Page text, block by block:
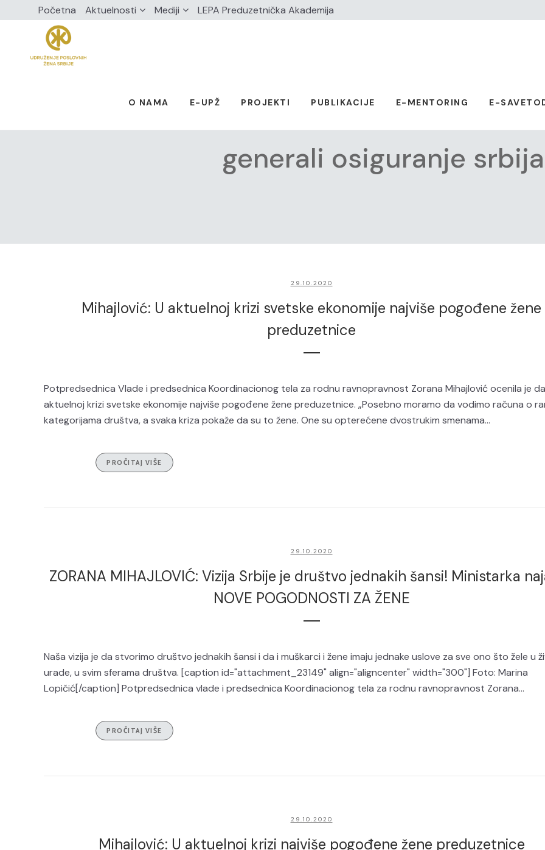
Početna Aktuelnosti Mediji LEPA Preduzetnička Akademija
O NAMA E-UPŽ PROJEKTI PUBLIKACIJE E-MENTORING E-
generali osiguranje
29.10.2020
Mihajlović: U aktuelnoj krizi svetske ekonomije najviše pogođene žene
preduzetnice
Potpredsednica Vlade i predsednica Koordinacionog tela za rodnu ravnopravnost Zorana Mihajlović ocenila je
aktuelnoj krizi svetske ekonomije najviše pogođene žene preduzetnice. „Posebno moramo da vodimo računa o
kategorijama društva, a svaka kriza pokaže da su to žene. One su opterećene dvostrukim smenama...
PROČITAJ VIŠE
29.10.2020
ZORANA MIHAJLOVIĆ: Vizija Srbije je društvo jednakih šansi! Ministarka
NOVE POGODNOSTI ZA ŽENE
Naša vizija je da stvorimo društvo jednakih šansi i da i muškarci i žene imaju jednake uslove za sve ono što žele u
urade, u svim sferama društva. [caption id="attachment_23149" align="aligncenter" width="300"] Foto: Marina
Lopičić[/caption] Potpredsednica vlade i predsednica Koordinacionog tela za rodnu ravnopravnost Zorana...
PROČITAJ VIŠE
29.10.2020
Mihajlović: U aktuelnoj krizi najviše pogođene žene preduzetnice